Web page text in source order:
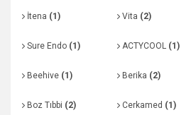
İtena (1) Vita (2)
Sure Endo (1) ACTYCOOL (1)
Beehive (1) Berika (2)
Boz Tıbbi (2) Cerkamed (1)